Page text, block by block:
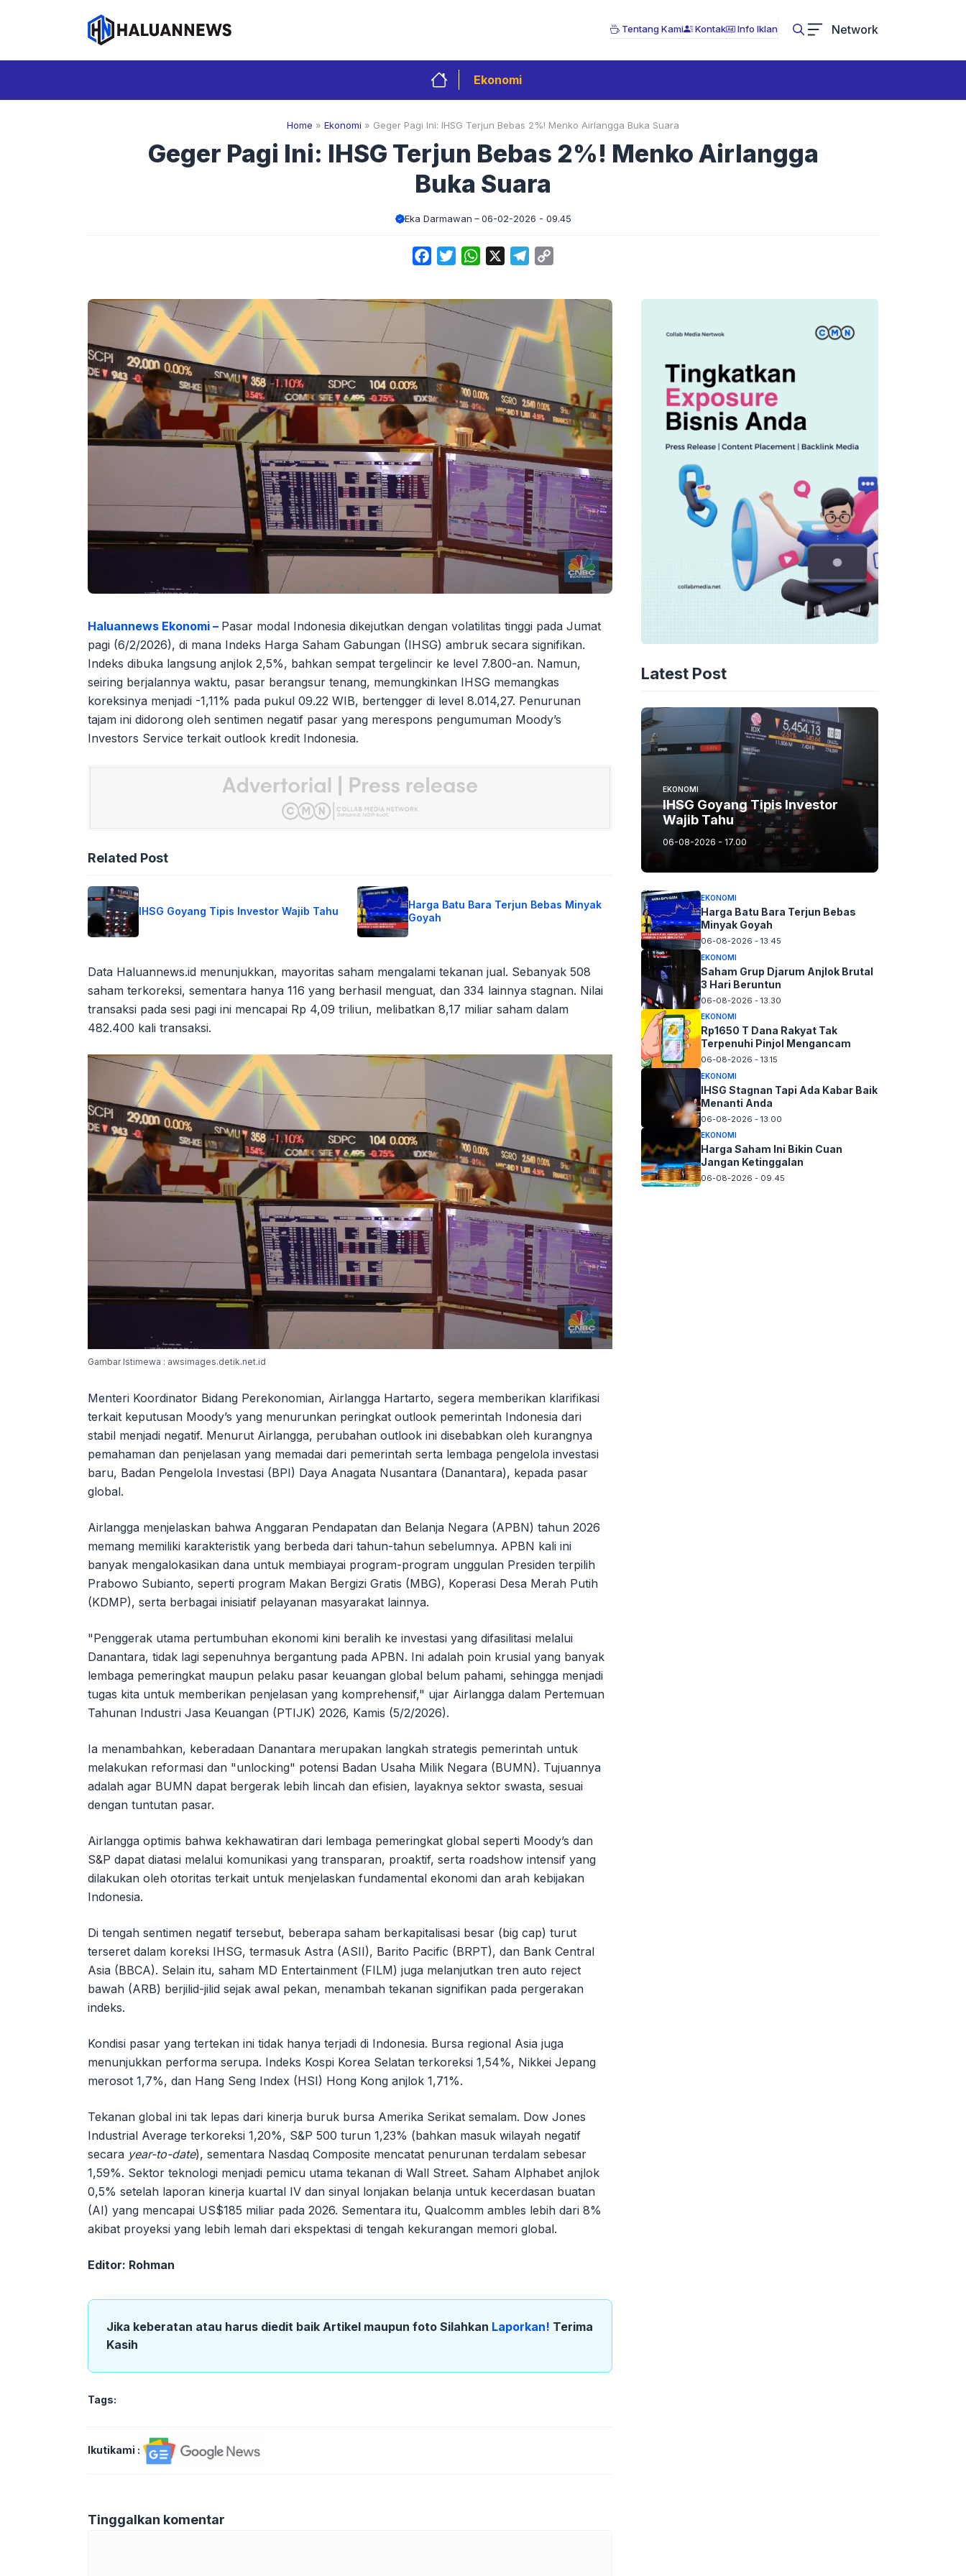
Tentang Kami Kontak Info Iklan Network
Ekonomi
Home » Ekonomi » Geger Pagi Ini: IHSG Terjun Bebas 2%! Menko Airlangga Buka Suara
Geger Pagi Ini: IHSG Terjun Bebas 2%! Menko Airlangga
Buka Suara
Eka Darmawan 06-02-2026 - 09.45
FacebookTwitterWhatsApp Telegram
Haluannews Ekonomi – Pasar modal Indonesia dikejutkan dengan volatilitas tinggi pada Jumat
pagi (6/2/2026), di mana Indeks Harga Saham Gabungan (IHSG) ambruk secara signifikan.
Indeks dibuka langsung anjlok 2,5%, bahkan sempat tergelincir ke level 7.800-an. Namun,
seiring berjalannya waktu, pasar berangsur tenang, memungkinkan IHSG memangkas
koreksinya menjadi -1,11% pada pukul 09.22 WIB, bertengger di level 8.014,27. Penurunan
tajam ini didorong oleh sentimen negatif pasar yang merespons pengumuman Moody’s
Investors Service terkait outlook kredit Indonesia.
Related Post
IHSG Goyang Tipis Investor Wajib Tahu
Harga Batu Bara Terjun Bebas Minyak
Goyah
Data Haluannews.id menunjukkan, mayoritas saham mengalami tekanan jual. Sebanyak 508
saham terkoreksi, sementara hanya 116 yang berhasil menguat, dan 334 lainnya stagnan. Nilai
transaksi pada sesi pagi ini mencapai Rp 4,09 triliun, melibatkan 8,17 miliar saham dalam
482.400 kali transaksi.
Gambar Istimewa : awsimages.detik.net.id
Menteri Koordinator Bidang Perekonomian, Airlangga Hartarto, segera memberikan klarifikasi
terkait keputusan Moody’s yang menurunkan peringkat outlook pemerintah Indonesia dari
stabil menjadi negatif. Menurut Airlangga, perubahan outlook ini disebabkan oleh kurangnya
pemahaman dan penjelasan yang memadai dari pemerintah serta lembaga pengelola investasi
baru, Badan Pengelola Investasi (BPI) Daya Anagata Nusantara (Danantara), kepada pasar
global.
Airlangga menjelaskan bahwa Anggaran Pendapatan dan Belanja Negara (APBN) tahun 2026
memang memiliki karakteristik yang berbeda dari tahun-tahun sebelumnya. APBN kali ini
banyak mengalokasikan dana untuk membiayai program-program unggulan Presiden terpilih
Prabowo Subianto, seperti program Makan Bergizi Gratis (MBG), Koperasi Desa Merah Putih
(KDMP), serta berbagai inisiatif pelayanan masyarakat lainnya.
"Penggerak utama pertumbuhan ekonomi kini beralih ke investasi yang difasilitasi melalui
Danantara, tidak lagi sepenuhnya bergantung pada APBN. Ini adalah poin krusial yang banyak
lembaga pemeringkat maupun pelaku pasar keuangan global belum pahami, sehingga menjadi
tugas kita untuk memberikan penjelasan yang komprehensif," ujar Airlangga dalam Pertemuan
Tahunan Industri Jasa Keuangan (PTIJK) 2026, Kamis (5/2/2026).
Ia menambahkan, keberadaan Danantara merupakan langkah strategis pemerintah untuk
melakukan reformasi dan "unlocking" potensi Badan Usaha Milik Negara (BUMN). Tujuannya
adalah agar BUMN dapat bergerak lebih lincah dan efisien, layaknya sektor swasta, sesuai
dengan tuntutan pasar.
Airlangga optimis bahwa kekhawatiran dari lembaga pemeringkat global seperti Moody’s dan
S&P dapat diatasi melalui komunikasi yang transparan, proaktif, serta roadshow intensif yang
dilakukan oleh otoritas terkait untuk menjelaskan fundamental ekonomi dan arah kebijakan
Indonesia.
Di tengah sentimen negatif tersebut, beberapa saham berkapitalisasi besar (big cap) turut
terseret dalam koreksi IHSG, termasuk Astra (ASII), Barito Pacific (BRPT), dan Bank Central
Asia (BBCA). Selain itu, saham MD Entertainment (FILM) juga melanjutkan tren auto reject
bawah (ARB) berjilid-jilid sejak awal pekan, menambah tekanan signifikan pada pergerakan
indeks.
Kondisi pasar yang tertekan ini tidak hanya terjadi di Indonesia. Bursa regional Asia juga
menunjukkan performa serupa. Indeks Kospi Korea Selatan terkoreksi 1,54%, Nikkei Jepang
merosot 1,7%, dan Hang Seng Index (HSI) Hong Kong anjlok 1,71%.
Tekanan global ini tak lepas dari kinerja buruk bursa Amerika Serikat semalam. Dow Jones
Industrial Average terkoreksi 1,20%, S&P 500 turun 1,23% (bahkan masuk wilayah negatif
secara year-to-date), sementara Nasdaq Composite mencatat penurunan terdalam sebesar
1,59%. Sektor teknologi menjadi pemicu utama tekanan di Wall Street. Saham Alphabet anjlok
0,5% setelah laporan kinerja kuartal IV dan sinyal lonjakan belanja untuk kecerdasan buatan
(AI) yang mencapai US$185 miliar pada 2026. Sementara itu, Qualcomm ambles lebih dari 8%
akibat proyeksi yang lebih lemah dari ekspektasi di tengah kekurangan memori global.
Editor: Rohman
Jika keberatan atau harus diedit baik Artikel maupun foto Silahkan Laporkan! Terima
Kasih
Tags:
Ikutikami :
Tinggalkan komentar
Latest Post
EKONOMI
IHSG Goyang Tipis Investor
Wajib Tahu
06-08-2026 - 17.00
EKONOMI
Harga Batu Bara Terjun Bebas
Minyak Goyah
06-08-2026 - 13.45
EKONOMI
Saham Grup Djarum Anjlok Brutal
3 Hari Beruntun
06-08-2026 - 13.30
EKONOMI
Rp1650 T Dana Rakyat Tak
Terpenuhi Pinjol Mengancam
06-08-2026 - 13.15
EKONOMI
IHSG Stagnan Tapi Ada Kabar Baik
Menanti Anda
06-08-2026 - 13.00
EKONOMI
Harga Saham Ini Bikin Cuan
Jangan Ketinggalan
06-08-2026 - 09.45